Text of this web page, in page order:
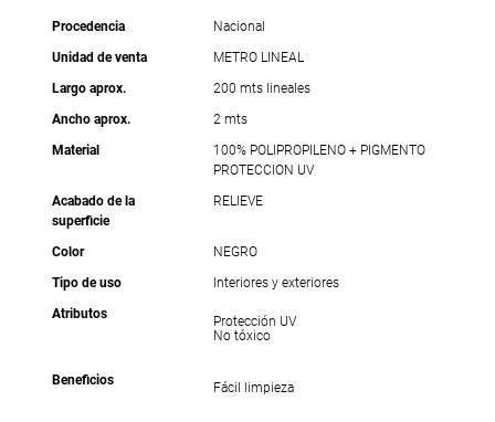
Procedencia
Nacional
Unidad de venta
METRO LINEAL
Largo aprox.
200 mts lineales
Ancho aprox.
2 mts
Material
100% POLIPROPILENO + PIGMENTO
PROTECCION UV
Acabado de la
superficie
RELIEVE
Color
NEGRO
Tipo de uso
Interiores y exteriores
Atributos
Protección UV
No tóxico
Beneficios Fácil limpieza